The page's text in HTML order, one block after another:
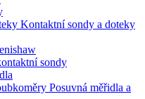
Kontaktní sondy a doteky
sondy
Posuvná měřidla a